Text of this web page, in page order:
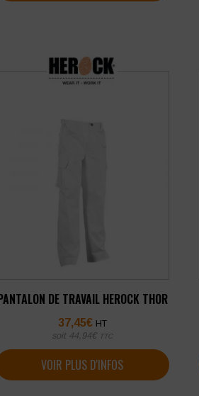
DE TRAVAIL HEROCK THOR
37,45€ HT
soit 44,94€ TTC
VOIR PLUS D'INFOS